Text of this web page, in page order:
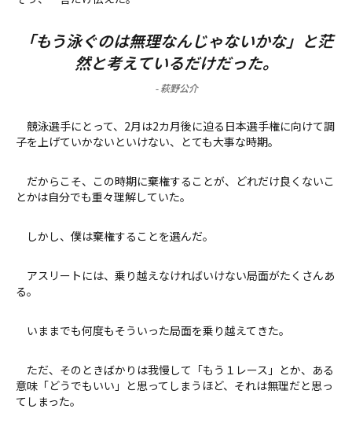
「もう泳ぐのは無理なんじゃないかな」と茫
然と考えているだけだった。
-萩野公介
競泳選手にとって、2月は2カ月後に迫る日本選手権に向けて調
子を上げていかないといけない、とても大事な時期。
だからこそ、この時期に棄権することが、どれだけ良くないこ
とかは自分でも重々理解していた。
しかし、僕は棄権することを選んだ。
アスリートには、乗り越えなければいけない局面がたくさんあ
る。
いままでも何度もそういった局面を乗り越えてきた。
ただ、そのときばかりは我慢して「もう１レース」とか、ある
意味「どうでもいい」と思ってしまうほど、それは無理だと思っ
てしまった。